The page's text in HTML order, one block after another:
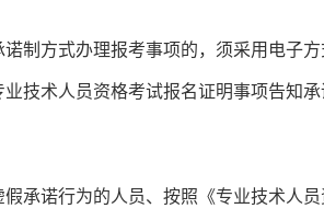
诺制方式办理报考事项的，须采用电子
技术人员资格考试报名证明事项告知
假承诺行为的人员、按照《专业技术人